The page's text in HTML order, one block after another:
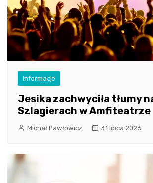
Informacje
Jesika zachwyciła tłumy
Szlagierach w Amfiteatrze
Michał Pawłowicz 31 lipca 2026